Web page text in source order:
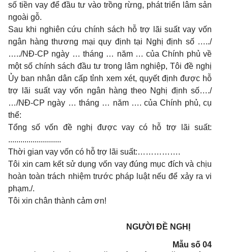
số tiền vay để đầu tư vào trồng rừng, phát triển lâm sản
ngoài gỗ.
Sau khi nghiên cứu chính sách hỗ trợ lãi suất vay vốn
ngân hàng thương mại quy định tại Nghị định số …../
…../NĐ-CP ngày … tháng … năm … của Chính phủ về
một số chính sách đầu tư trong lâm nghiệp, Tôi đề nghị
Ủy ban nhân dân cấp tỉnh xem xét, quyết định được hỗ
trợ lãi suất vay vốn ngân hàng theo Nghị định số…./
…/NĐ-CP ngày … tháng … năm …. của Chính phủ, cụ
thể:
Tổng số vốn đề nghị được vay có hỗ trợ lãi suất:
..........................
Thời gian vay vốn có hỗ trợ lãi suất:…………….
Tôi xin cam kết sử dụng vốn vay đúng mục đích và chịu
hoàn toàn trách nhiệm trước pháp luật nếu để xảy ra vi
phạm./.
Tôi xin chân thành cảm ơn!
NGƯỜI ĐỀ NGHỊ
Mẫu số 04